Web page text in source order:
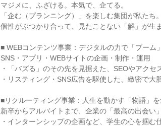
マジメに、ふざける。本気で、企てる。
「企む（プランニング）」を楽しむ集団が私たち。
個性がぶつかり合って、見たことない「解」が生
■ WEBコンテンツ事業：デジタルの力で「ブーム
SNS・アプリ・WEBサイトの企画・制作・運用
・「バズる」のその先を見据えた、SEOやアクセ
・リスティング・SNS広告を駆使した、緻密で大
■リクルーティング事業：人生を動かす「物語」を
新卒からアルバイトまで、企業の「最高の出会い
・インターンシップの企画など、学生の心を掴む